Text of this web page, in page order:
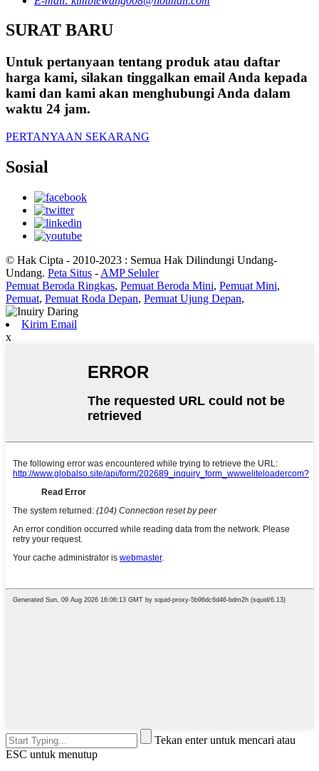
SURAT BARU
Untuk pertanyaan tentang produk atau daftar
harga kami, silakan tinggalkan email Anda kepada
kami dan kami akan menghubungi Anda dalam
waktu 24 jam.
PERTANYAAN SEKARANG
Sosial
© Hak Cipta - 2010-2023 : Semua Hak Dilindungi Undang-
Undang. Peta Situs - AMP Seluler
Pemuat Beroda Ringkas, Pemuat Beroda Mini, Pemuat Mini,
Pemuat, Pemuat Roda Depan, Pemuat Ujung Depan,
Kirim Email
x
Tekan enter untuk mencari atau
ESC untuk menutup